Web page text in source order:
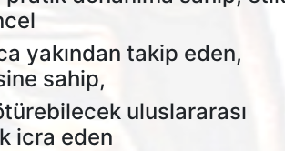
yakından takip eden,
sahip,
uluslararası
icra eden